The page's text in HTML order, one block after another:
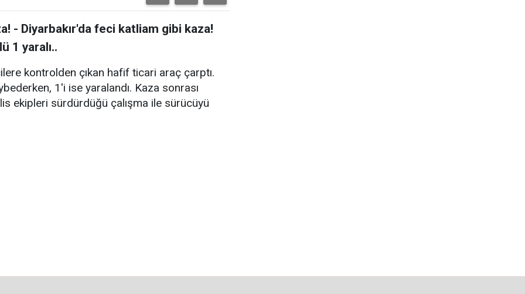
- Diyarbakır'da feci katliam gibi kaza!
1 yaralı..
kontrolden çıkan hafif ticari araç çarptı.
1'i ise yaralandı. Kaza sonrası
ekipleri sürdürdüğü çalışma ile sürücüyü